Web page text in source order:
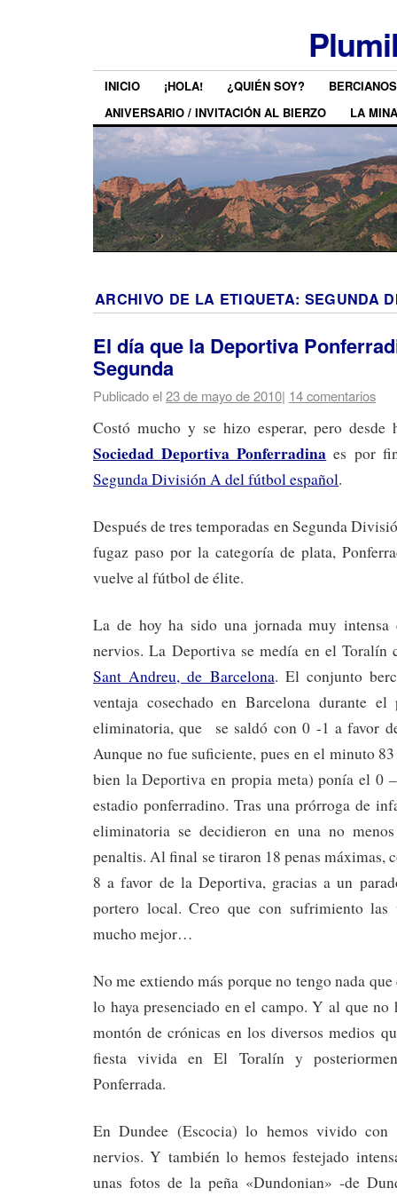
INICIO ¡HOLA! ¿QUIÉN SOY?
ANIVERSARIO / INVITACIÓN AL BIERZO
LA MINA
ARCHIVO DE LA ETIQUETA: SEGUNDA
El día que la Deportiva
Segunda
Publicado el23 de mayo de 2010| 14 comentarios
Costó mucho y se hizo esperar, pero desde
Sociedad Deportiva Ponferradina es por
Segunda División A del fútbol español.
Después de tres temporadas en Segunda
fugaz paso por la categoría de plata,
vuelve al fútbol de élite.
La de hoy ha sido una jornada muy intensa
nervios. La Deportiva se medía en el
Sant Andreu, de Barcelona. El conjunto
ventaja cosechado en Barcelona durante
eliminatoria, que se saldó con 0 -1 a favor
Aunque no fue suficiente, pues en el minuto
bien la Deportiva en propia meta) ponía el 0
estadio ponferradino. Tras una prórroga de
eliminatoria se decidieron en una no
penaltis. Al final se tiraron 18 penas máximas,
8 a favor de la Deportiva, gracias a un
portero local. Creo que con sufrimiento las
mucho mejor…
No me extiendo más porque no tengo nada
lo haya presenciado en el campo. Y al que no
montón de crónicas en los diversos medios
fiesta vivida en El Toralín y
Ponferrada.
En Dundee (Escocia) lo hemos vivido con
nervios. Y también lo hemos festejado
unas fotos de la peña «Dundonian» -de